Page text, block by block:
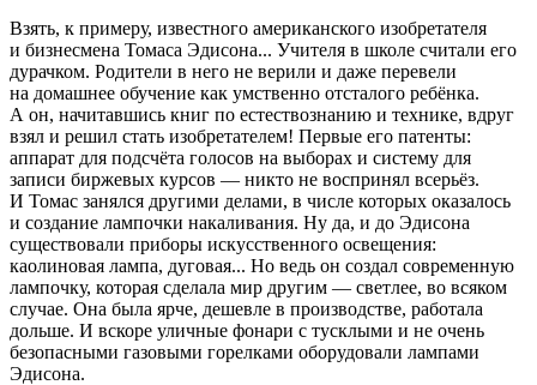
Взять, к примеру, известного американского изобретателя
и бизнесмена Томаса Эдисона... Учителя в школе считали его
дурачком. Родители в него не верили и даже перевели
на домашнее обучение как умственно отсталого ребёнка.
А он, начитавшись книг по естествознанию и технике, вдруг
взял и решил стать изобретателем! Первые его патенты:
аппарат для подсчёта голосов на выборах и систему для
записи биржевых курсов — никто не воспринял всерьёз.
И Томас занялся другими делами, в числе которых оказалось
и создание лампочки накаливания. Ну да, и до Эдисона
существовали приборы искусственного освещения:
каолиновая лампа, дуговая... Но ведь он создал современную
лампочку, которая сделала мир другим — светлее, во всяком
случае. Она была ярче, дешевле в производстве, работала
дольше. И вскоре уличные фонари с тусклыми и не очень
безопасными газовыми горелками оборудовали лампами
Эдисона.